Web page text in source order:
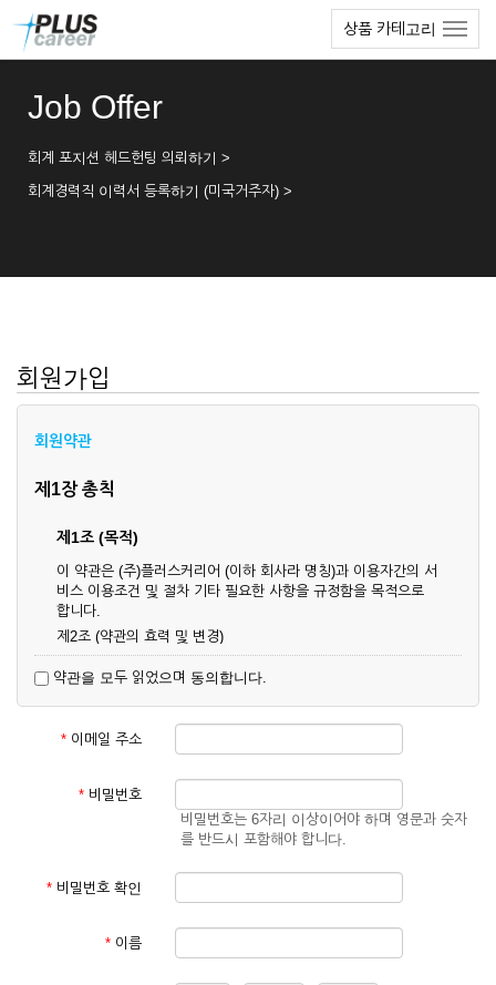
상품 카테고리
Job Offer
회계 포지션 헤드헌팅 의뢰하기 >
회계경력직 이력서 등록하기 (미국거주자) >
회원가입
회원약관
제1장 총칙
제1조 (목적)
이 약관은 (주)플러스커리어 (이하 회사라 명칭)과 이용자간의 서
비스 이용조건 및 절차 기타 필요한 사항을 규정함을 목적으로
합니다.
제2조 (약관의 효력 및 변경)
업상 중요 하거나 합리적인 사유가 발생할 경우 온라인 공사를
통하여 변경할 수 있습니다.
② 회원은 변경된 약관에 동의하지 않을 경우 서비스 이용을 중
단하고 이용계약을 해지할 수 있습니다. 약관의 효력 발생일 이
것으로 간주됩니다.
제3조 (약관의 외 준칙)
관계법령의 규정에 따릅니다.
약관을 모두 읽었으며 동의합니다.
* 이메일 주소
* 비밀번호
비밀번호는 6자리 이상이어야 하며 영문과 숫자
를 반드시 포함해야 합니다.
* 비밀번호 확인
* 이름